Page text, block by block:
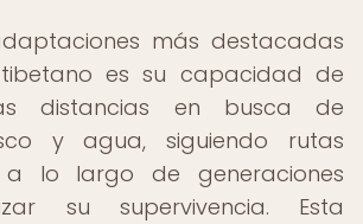
más destacadas
es su capacidad de
distancias en busca de
y agua, siguiendo rutas
a lo largo de generaciones
su supervivencia. Esta